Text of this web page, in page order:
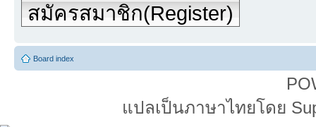
สมัครสมาชิก(Register)
Board index
แปลเป็นภาษาไทยโดย